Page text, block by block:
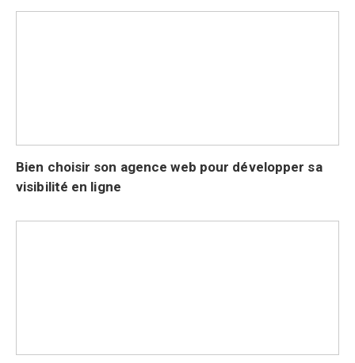
Bien choisir son agence web pour développer sa
visibilité en ligne